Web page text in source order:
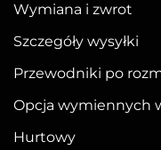
Wymiana i zwrot
Szczegóły wysyłki
Przewodniki po
Opcja wymiennych
Hurtowy